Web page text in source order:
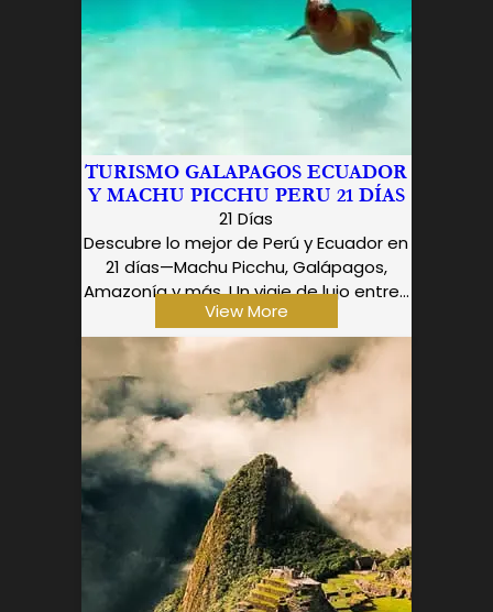
TURISMO GALAPAGOS ECUADOR
Y MACHU PICCHU PERU 21 DÍAS
21 Días
Descubre lo mejor de Perú y Ecuador en
21 días—Machu Picchu, Galápagos,
Amazonía y más. Un viaje de lujo entre...
View More